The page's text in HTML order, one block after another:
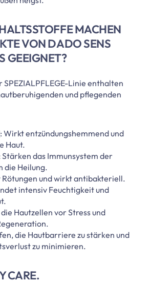
MACHEN
VON DADO SENS
GEEIGNET?
SPEZIALPFLEGE-Linie enthalten
und pflegenden
: Wirkt entzündungshemmend und
Haut.
Stärken das Immunsystem der
die Heilung.
Rötungen und wirkt antibakteriell.
intensiv Feuchtigkeit und
Hautzellen vor Stress und
die Hautbarriere zu stärken und
zu minimieren.
CARE.